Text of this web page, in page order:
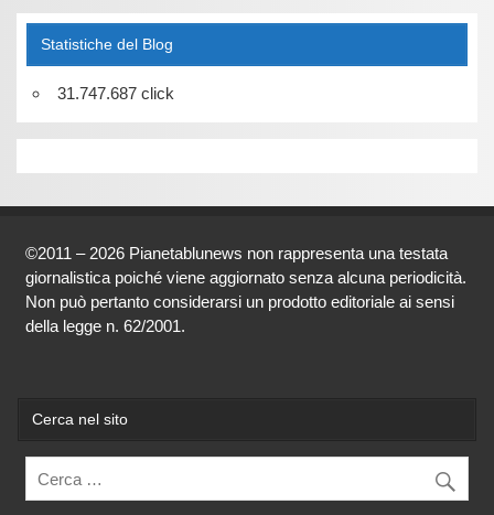
Statistiche del Blog
31.747.687 click
©2011 – 2026 Pianetablunews non rappresenta una testata
giornalistica poiché viene aggiornato senza alcuna periodicità.
Non può pertanto considerarsi un prodotto editoriale ai sensi
della legge n. 62/2001.
Cerca nel sito